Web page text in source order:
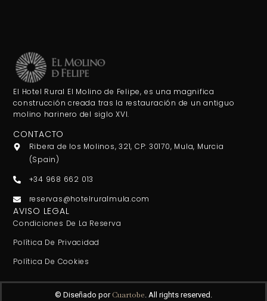
El Hotel Rural El Molino de Felipe, es una magnifica
construcción creada tras la restauración de un antiguo
molino harinero del siglo XVI.
CONTACTO
Ribera de los Molinos, 321, CP: 30170, Mula, Murcia
(Spain)
+34 968 662 013
reservas@hotelruralmula.com
AVISO LEGAL
Condiciones De La Reserva
Política De Privacidad
Política De Cookies
© Diseñado por Cuartobe. All rights reserved.